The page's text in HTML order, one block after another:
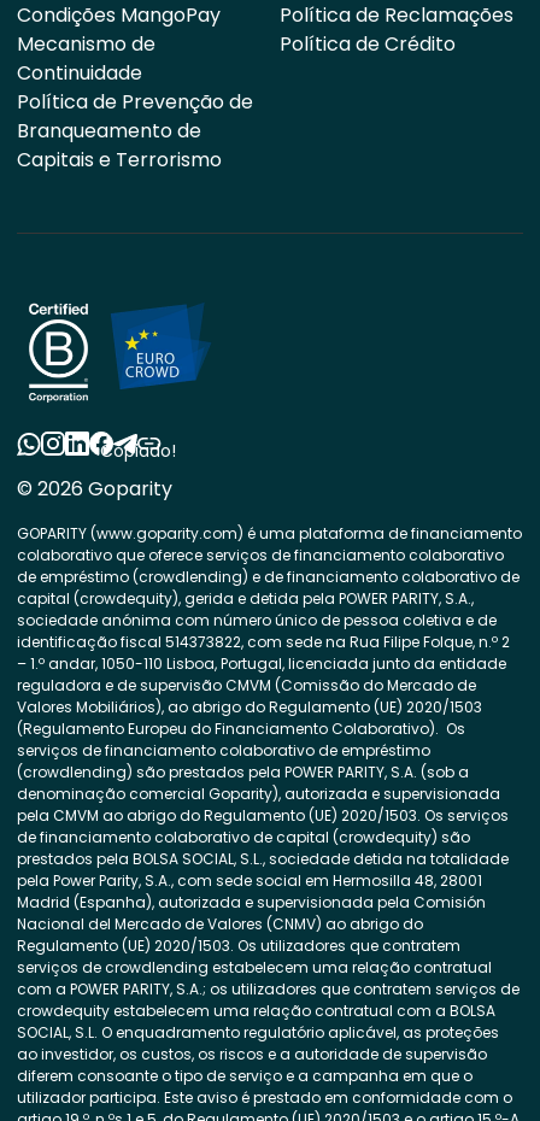
Condições MangoPay
Mecanismo de
Continuidade
Política de Prevenção de
Branqueamento de
Capitais e Terrorismo
Política de Reclamações
Política de Crédito
© 2026 Goparity
GOPARITY (www.goparity.com) é uma plataforma de financiamento
colaborativo que oferece serviços de financiamento colaborativo
de empréstimo (crowdlending) e de financiamento colaborativo de
capital (crowdequity), gerida e detida pela POWER PARITY, S.A.,
sociedade anónima com número único de pessoa coletiva e de
identificação fiscal 514373822, com sede na Rua Filipe Folque, n.º 2
– 1.º andar, 1050-110 Lisboa, Portugal, licenciada junto da entidade
reguladora e de supervisão CMVM (Comissão do Mercado de
Valores Mobiliários), ao abrigo do Regulamento (UE) 2020/1503
(Regulamento Europeu do Financiamento Colaborativo). Os
serviços de financiamento colaborativo de empréstimo
(crowdlending) são prestados pela POWER PARITY, S.A. (sob a
denominação comercial Goparity), autorizada e supervisionada
pela CMVM ao abrigo do Regulamento (UE) 2020/1503. Os serviços
de financiamento colaborativo de capital (crowdequity) são
prestados pela BOLSA SOCIAL, S.L., sociedade detida na totalidade
pela Power Parity, S.A., com sede social em Hermosilla 48, 28001
Madrid (Espanha), autorizada e supervisionada pela Comisión
Nacional del Mercado de Valores (CNMV) ao abrigo do
Regulamento (UE) 2020/1503. Os utilizadores que contratem
serviços de crowdlending estabelecem uma relação contratual
com a POWER PARITY, S.A.; os utilizadores que contratem serviços de
crowdequity estabelecem uma relação contratual com a BOLSA
SOCIAL, S.L. O enquadramento regulatório aplicável, as proteções
ao investidor, os custos, os riscos e a autoridade de supervisão
diferem consoante o tipo de serviço e a campanha em que o
utilizador participa. Este aviso é prestado em conformidade com o
Copiado!